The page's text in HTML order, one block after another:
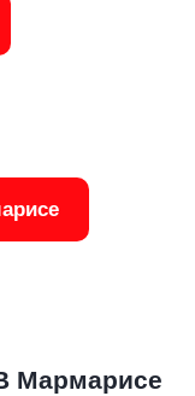
Мармарисе